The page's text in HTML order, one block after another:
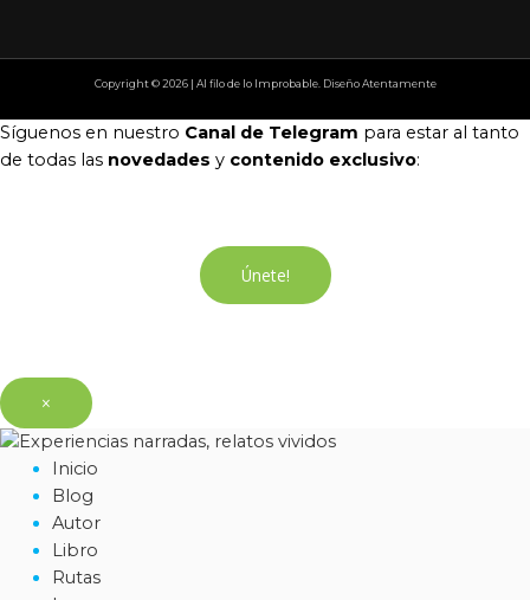
Copyright © 2026 | Al filo de lo Improbable. Diseño Atentamente
Síguenos en nuestro Canal de Telegram para estar al tanto
de todas las novedades y contenido exclusivo:
Únete!
×
Inicio
Blog
Autor
Libro
Rutas